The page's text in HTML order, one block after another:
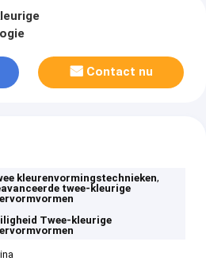
Contact nu
kleurenvormingstechnieken,
twee-kleurige
Twee-kleurige